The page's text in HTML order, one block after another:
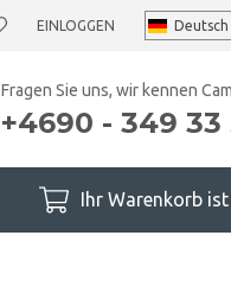
EINLOGGEN
Fragen Sie uns, wir kennen
+4690 - 349 33
Ihr Warenkorb ist